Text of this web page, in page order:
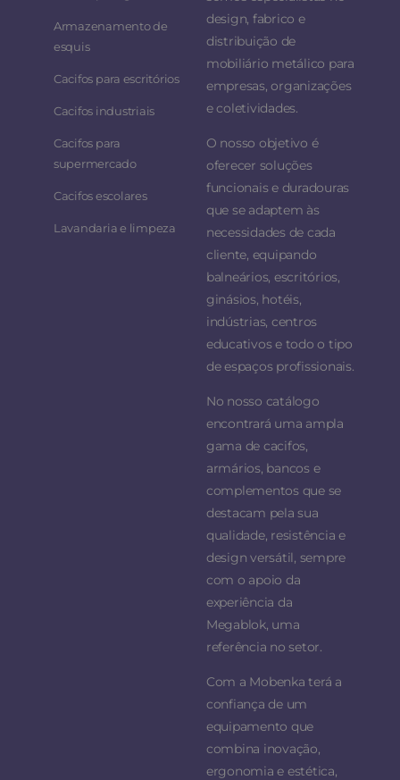
Armazenamento de
esquis
Cacifos para escritórios
Cacifos industriais
Cacifos para
supermercado
Cacifos escolares
Lavandaria e limpeza
design, fabrico e
distribuição de
mobiliário metálico para
empresas, organizações
e coletividades.
O nosso objetivo é
oferecer soluções
funcionais e duradouras
que se adaptem às
necessidades de cada
cliente, equipando
balneários, escritórios,
ginásios, hotéis,
indústrias, centros
educativos e todo o tipo
de espaços profissionais.
No nosso catálogo
encontrará uma ampla
gama de cacifos,
armários, bancos e
complementos que se
destacam pela sua
qualidade, resistência e
design versátil, sempre
com o apoio da
experiência da
Megablok, uma
referência no setor.
Com a Mobenka terá a
confiança de um
equipamento que
combina inovação,
ergonomia e estética,